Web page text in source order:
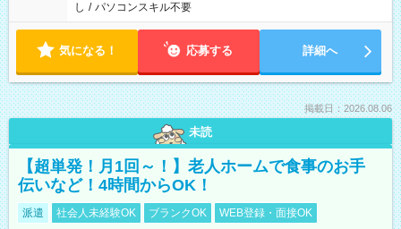
し / パソコンスキル不要
気になる！ 応募する 詳細へ
掲載日：2026.08.06
未読
【超単発！月1回～！】老人ホームで食事のお手
伝いなど！4時間からOK！
派遣 社会人未経験OK ブランクOK WEB登録・面接OK